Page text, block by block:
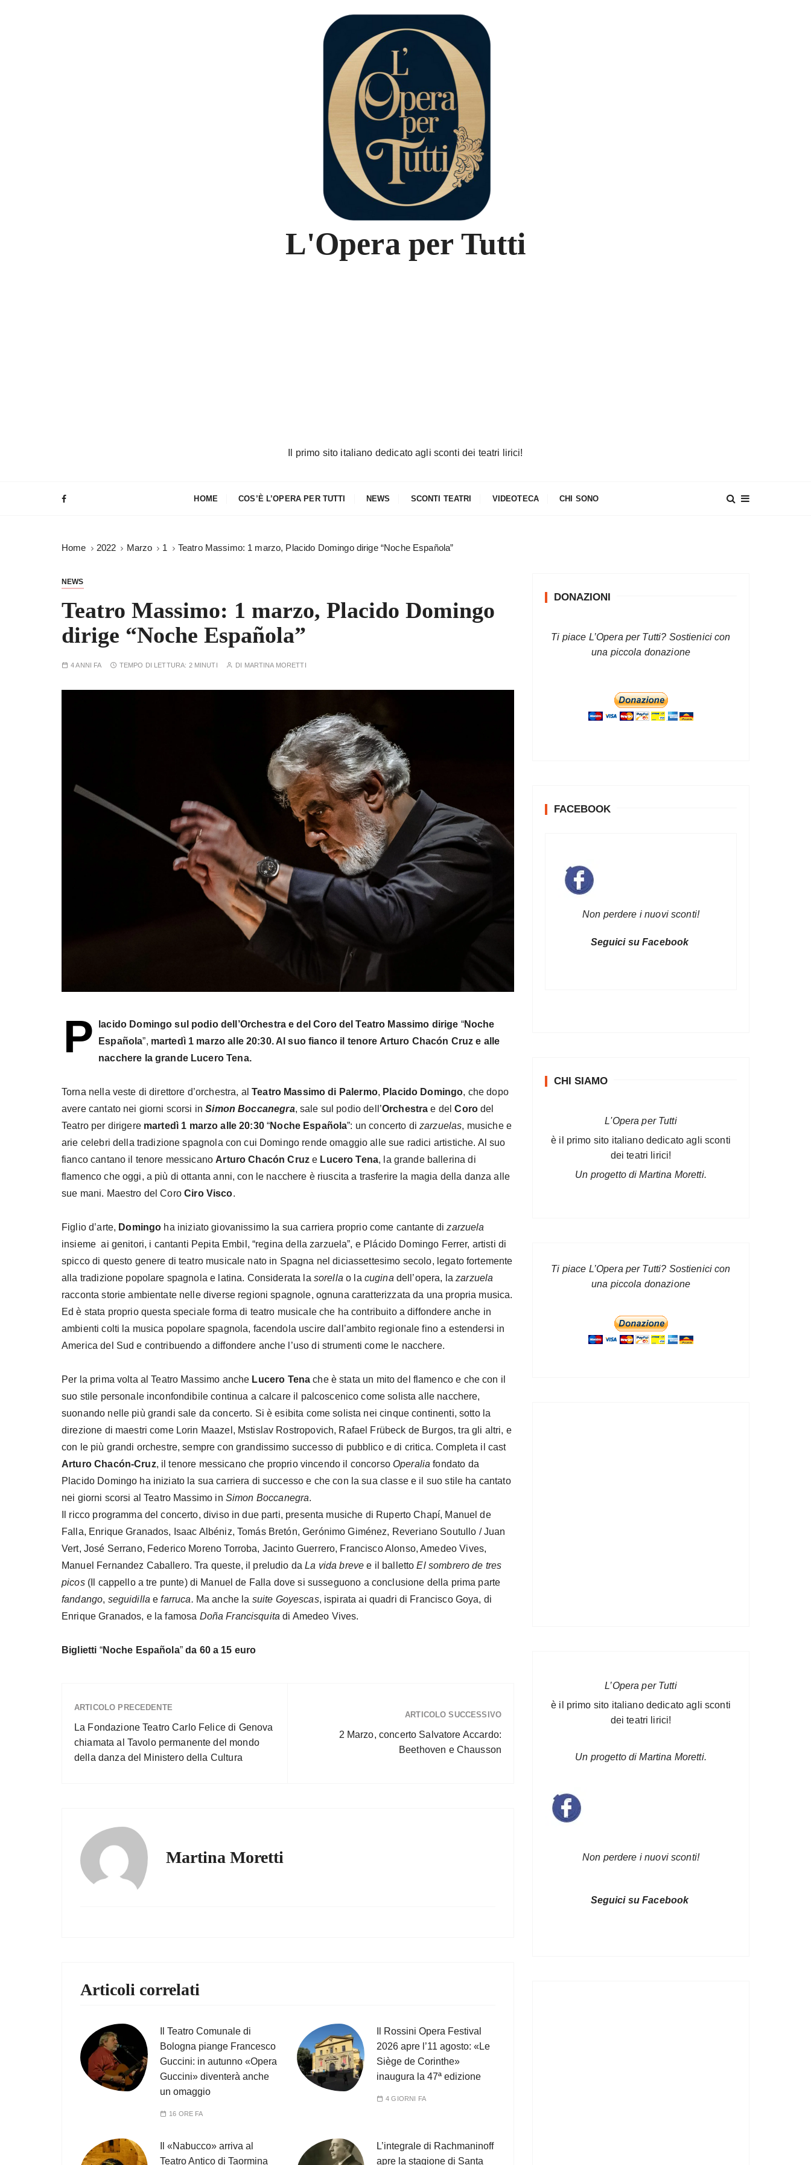
L'Opera per Tutti
Il primo sito italiano dedicato agli sconti dei teatri lirici!
HOME COS’È L’OPERA PER TUTTI NEWS SCONTI TEATRI VIDEOTECA CHI SONO
Home 2022 Marzo 1 Teatro Massimo: 1 marzo, Placido Domingo dirige “Noche Española”
NEWS
Teatro Massimo: 1 marzo, Placido Domingo
dirige “Noche Española”
4 ANNI FA TEMPO DI LETTURA: 2 MINUTI DI MARTINA MORETTI
P lacido Domingo sul podio dell’Orchestra e del Coro del Teatro Massimo dirige “Noche
Española”, martedì 1 marzo alle 20:30. Al suo fianco il tenore Arturo Chacón Cruz e alle
nacchere la grande Lucero Tena.
Torna nella veste di direttore d’orchestra, alTeatro Massimo di Palermo, Placido Domingo, che dopo
avere cantato nei giorni scorsi inSimon Boccanegra, sale sul podio dell’Orchestra e delCoro del
Teatro per dirigere martedì 1 marzo alle 20:30“Noche Española”: un concerto dizarzuelas, musiche e
arie celebri della tradizione spagnola con cui Domingo rende omaggio alle sue radici artistiche. Al suo
fianco cantano il tenore messicano Arturo Chacón Cruze Lucero Tena, la grande ballerina di
flamenco che oggi, a più di ottanta anni, con le nacchere è riuscita a trasferire la magia della danza alle
sue mani. Maestro del CoroCiro Visco.
Figlio d’arte, Domingo ha iniziato giovanissimo la sua carriera proprio come cantante dizarzuela
insieme ai genitori, i cantanti Pepita Embil, “regina della zarzuela”, e Plácido Domingo Ferrer, artisti di
spicco di questo genere di teatro musicale nato in Spagna nel diciassettesimo secolo, legato fortemente
alla tradizione popolare spagnola e latina. Considerata la sorella o la cugina dell’opera, lazarzuela
racconta storie ambientate nelle diverse regioni spagnole, ognuna caratterizzata da una propria musica.
Ed è stata proprio questa speciale forma di teatro musicale che ha contribuito a diffondere anche in
ambienti colti la musica popolare spagnola, facendola uscire dall’ambito regionale fino a estendersi in
America del Sud e contribuendo a diffondere anche l’uso di strumenti come le nacchere.
Per la prima volta al Teatro Massimo anche Lucero Tena che è stata un mito del flamenco e che con il
suo stile personale inconfondibile continua a calcare il palcoscenico come solista alle nacchere,
suonando nelle più grandi sale da concerto. Si è esibita come solista nei cinque continenti, sotto la
direzione di maestri come Lorin Maazel, Mstislav Rostropovich, Rafael Frübeck de Burgos, tra gli altri, e
con le più grandi orchestre, sempre con grandissimo successo di pubblico e di critica. Completa il cast
Arturo Chacón-Cruz, il tenore messicano che proprio vincendo il concorso Operalia fondato da
Placido Domingo ha iniziato la sua carriera di successo e che con la sua classe e il suo stile ha cantato
nei giorni scorsi al Teatro Massimo in Simon Boccanegra.
Il ricco programma del concerto, diviso in due parti, presenta musiche di Ruperto Chapí, Manuel de
Falla, Enrique Granados, Isaac Albéniz, Tomás Bretón, Gerónimo Giménez, Reveriano Soutullo / Juan
Vert, José Serrano, Federico Moreno Torroba, Jacinto Guerrero, Francisco Alonso, Amedeo Vives,
Manuel Fernandez Caballero. Tra queste, il preludio daLa vida breve e il balletto El sombrero de tres
picos (Il cappello a tre punte) di Manuel de Falla dove si susseguono a conclusione della prima parte
fandango, seguidilla efarruca. Ma anche la suite Goyescas, ispirata ai quadri di Francisco Goya, di
Enrique Granados, e la famosa Doña Francisquita di Amedeo Vives.
Biglietti “Noche Española”da 60 a 15 euro
ARTICOLO PRECEDENTE
La Fondazione Teatro Carlo Felice di Genova
chiamata al Tavolo permanente del mondo
della danza del Ministero della Cultura
ARTICOLO SUCCESSIVO
2 Marzo, concerto Salvatore Accardo:
Beethoven e Chausson
Martina Moretti
Articoli correlati
Il Teatro Comunale di
Bologna piange Francesco
Guccini: in autunno «Opera
Guccini» diventerà anche
un omaggio
16 ORE FA
Il Rossini Opera Festival
2026 apre l’11 agosto: «Le
Siège de Corinthe»
inaugura la 47ª edizione
4 GIORNI FA
Il «Nabucco» arriva al
Teatro Antico di Taormina
L’integrale di Rachmaninoff
apre la stagione di Santa
DONAZIONI
Ti piace L’Opera per Tutti? Sostienici con
una piccola donazione
FACEBOOK
Non perdere i nuovi sconti!
Seguici su Facebook
CHI SIAMO
L'Opera per Tutti
è il primo sito italiano dedicato agli sconti
dei teatri lirici!
Un progetto di Martina Moretti.
Ti piace L’Opera per Tutti? Sostienici con
una piccola donazione
L’Opera per Tutti
è il primo sito italiano dedicato agli sconti
dei teatri lirici!
Un progetto di Martina Moretti.
Non perdere i nuovi sconti!
Seguici su Facebook